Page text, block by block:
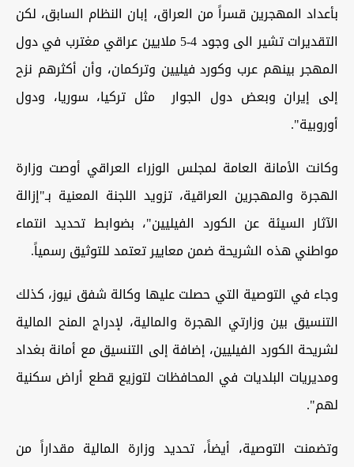
بأعداد المهجرين قسراً من العراق، إبان النظام السابق، لكن
التقديرات تشير الى وجود 4-5 ملايين عراقي مغترب في دول
المهجر بينهم عرب وكورد فيليين وتركمان، وأن أكثرهم نزح
إلى إيران وبعض دول الجوار مثل تركيا، سوريا، ودول
أوروبية".
وكانت الأمانة العامة لمجلس الوزراء العراقي أوصت وزارة
الهجرة والمهجرين العراقية، تزويد اللجنة المعنية بـ"إزالة
الآثار السيئة عن الكورد الفيليين"، بضوابط تحديد انتماء
مواطني هذه الشريحة ضمن معايير تعتمد للتوثيق رسمياً.
وجاء في التوصية التي حصلت عليها وكالة شفق نيوز، كذلك
التنسيق بين وزارتي الهجرة والمالية، لإدراج المنح المالية
لشريحة الكورد الفيليين، إضافة إلى التنسيق مع أمانة بغداد
ومديريات البلديات في المحافظات لتوزيع قطع أراض سكنية
لهم".
وتضمنت التوصية، أيضاً، تحديد وزارة المالية مقداراً من